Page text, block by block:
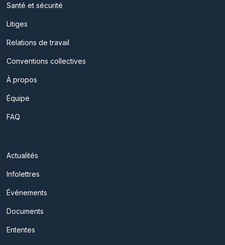
Santé et sécurité
Litiges
Relations de travail
Conventions collectives
À propos
Équipe
FAQ
Actualités
Infolettres
Événements
Documents
Ententes